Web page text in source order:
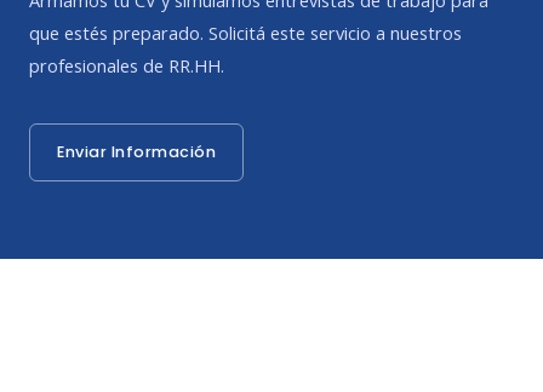
que estés preparado. Solicitá este servicio a nuestros
profesionales de RR.HH.
Enviar Información